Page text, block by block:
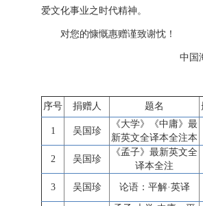
爱文化事业之时代精神。
对您的慷慨惠赠谨致谢忱！
中国
序号 捐赠人 题名
1 吴国珍
《大学》《中庸》最
新英文全译本全注本
2 吴国珍
《孟子》最新英文全
译本全注
3 吴国珍 论语：平解·英译